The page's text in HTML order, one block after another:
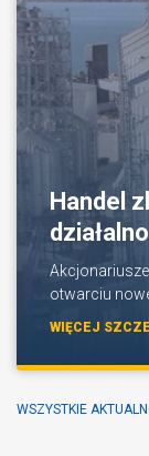
Handel
otwarciu
WIĘCEJ
WSZYSTKIE